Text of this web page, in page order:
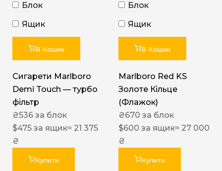
Блок
Ящик
В Кошик
Сигарети Marlboro
Demi Touch — турбо
фільтр
₴536 за блок
$475 за ящик≈ 21 375
₴
Купити
Блок
Ящик
В Кошик
Marlboro Red KS
Золоте Кільце
(Флажок)
₴670 за блок
$600 за ящик≈ 27 000
₴
Купити